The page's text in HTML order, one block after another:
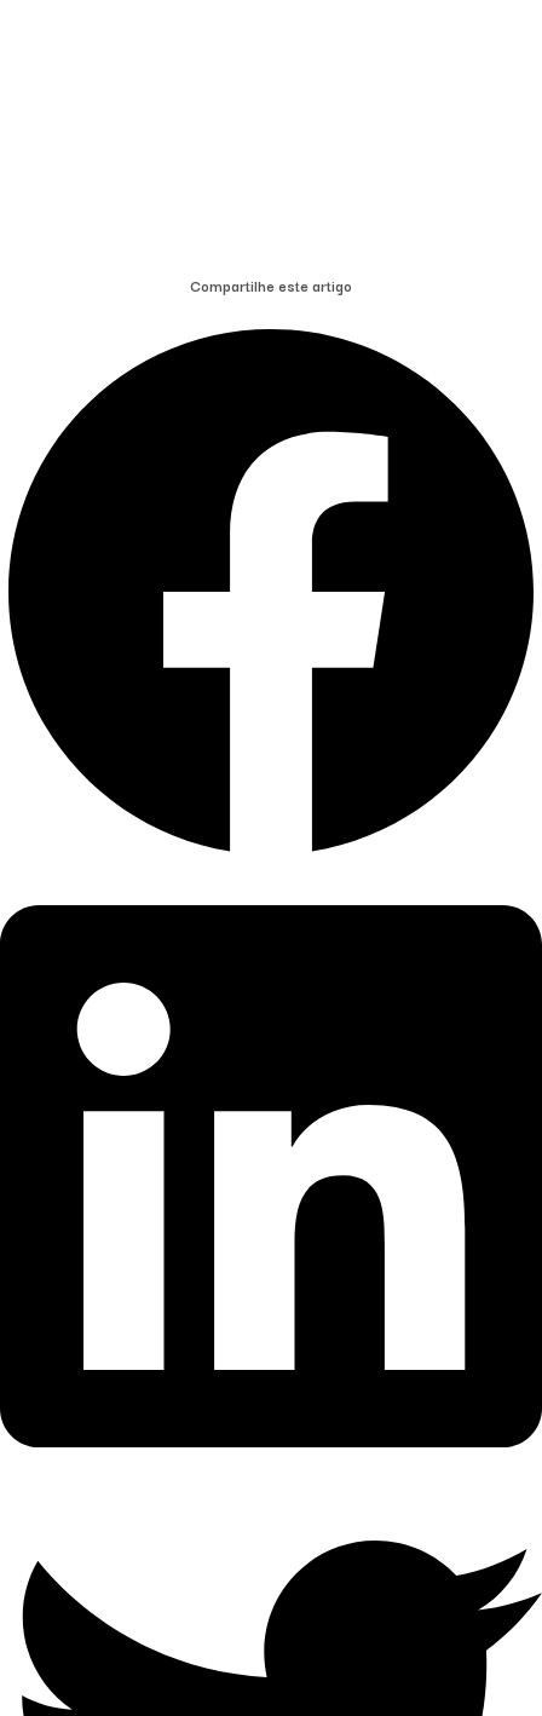
Compartilhe este artigo